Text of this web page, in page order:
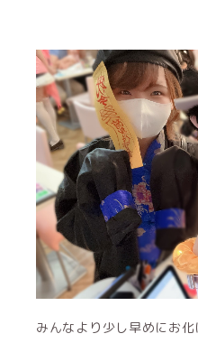
みんなより少し早めにお